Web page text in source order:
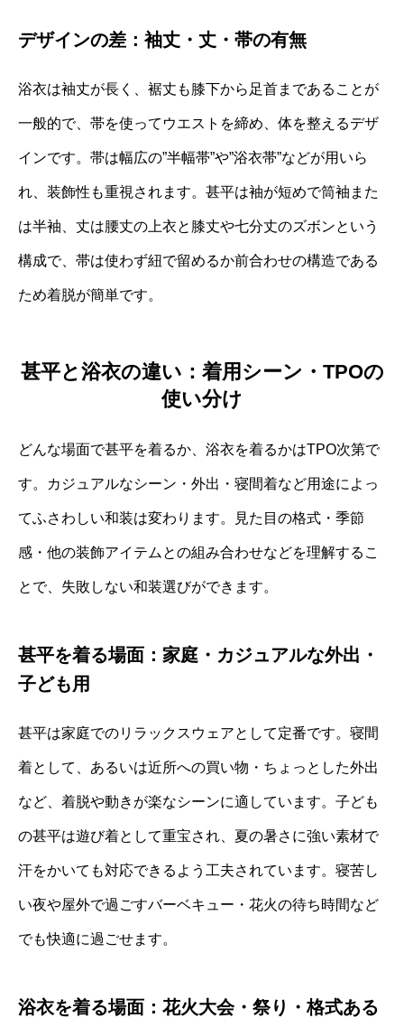
デザインの差：袖丈・丈・帯の有無
浴衣は袖丈が長く、裾丈も膝下から足首まであることが
一般的で、帯を使ってウエストを締め、体を整えるデザ
インです。帯は幅広の”半幅帯”や”浴衣帯”などが用いら
れ、装飾性も重視されます。甚平は袖が短めで筒袖また
は半袖、丈は腰丈の上衣と膝丈や七分丈のズボンという
構成で、帯は使わず紐で留めるか前合わせの構造である
ため着脱が簡単です。
甚平と浴衣の違い：着用シーン・TPOの
使い分け
どんな場面で甚平を着るか、浴衣を着るかはTPO次第で
す。カジュアルなシーン・外出・寝間着など用途によっ
てふさわしい和装は変わります。見た目の格式・季節
感・他の装飾アイテムとの組み合わせなどを理解するこ
とで、失敗しない和装選びができます。
甚平を着る場面：家庭・カジュアルな外出・
子ども用
甚平は家庭でのリラックスウェアとして定番です。寝間
着として、あるいは近所への買い物・ちょっとした外出
など、着脱や動きが楽なシーンに適しています。子ども
の甚平は遊び着として重宝され、夏の暑さに強い素材で
汗をかいても対応できるよう工夫されています。寝苦し
い夜や屋外で過ごすバーベキュー・花火の待ち時間など
でも快適に過ごせます。
浴衣を着る場面：花火大会・祭り・格式ある